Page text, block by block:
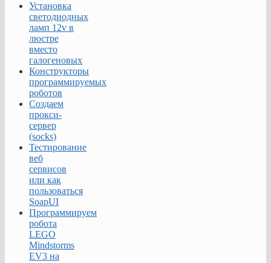
Установка
светодиодных
ламп 12v в
люстре
вместо
галогеновых
Конструкторы
программируемых
роботов
Создаем
прокси-
сервер
(socks)
Тестирование
веб
сервисов
или как
пользоваться
SoapUI
Программируем
робота
LEGO
Mindstorms
EV3 на